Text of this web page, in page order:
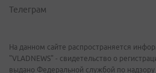
Телеграм
На данном сайте распространяется
"VLADNEWS" - свидетельство о
выдано Федеральной службой по надзору